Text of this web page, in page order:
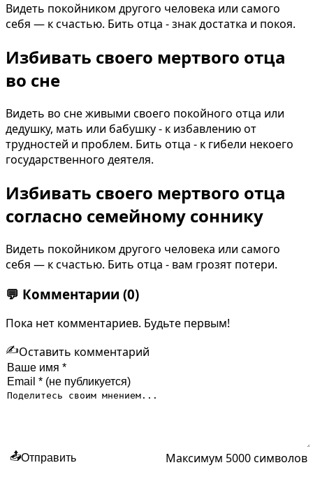
Видеть покойником другого человека или самого
себя — к счастью. Бить отца - знак достатка и покоя.
Избивать своего мертвого отца
во сне
Видеть во сне живыми своего покойного отца или
дедушку, мать или бабушку - к избавлению от
трудностей и проблем. Бить отца - к гибели некоего
государственного деятеля.
Избивать своего мертвого отца
согласно семейному соннику
Видеть покойником другого человека или самого
себя — к счастью. Бить отца - вам грозят потери.
💬 Комментарии (0)
Пока нет комментариев. Будьте первым!
✍️Оставить комментарий
📤Отправить Максимум 5000 символов